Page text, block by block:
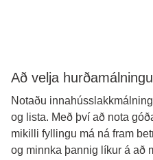
Að velja hurðamálningu
Notaðu
og lista. Með því að nota
mikilli fyllingu má ná fram
og minnka þannig líkur á að